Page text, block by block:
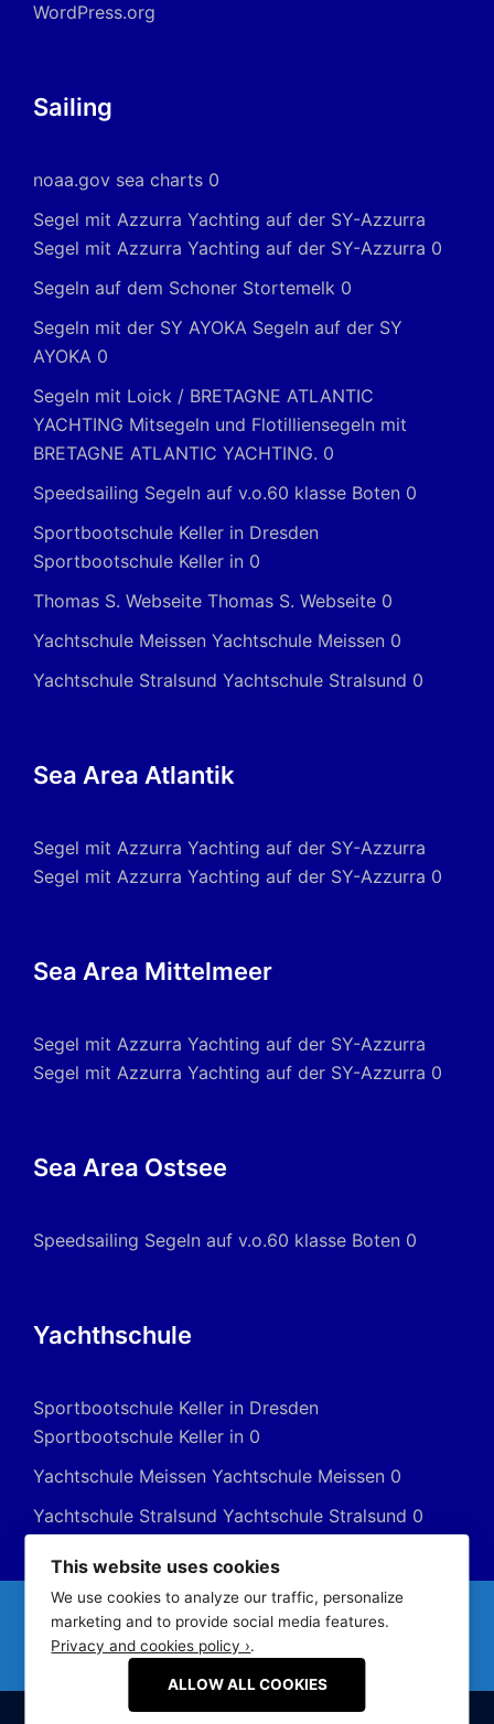
WordPress.org
Sailing
noaa.gov sea charts 0
Segel mit Azzurra Yachting auf der SY-Azzurra
Segel mit Azzurra Yachting auf der SY-Azzurra 0
Segeln auf dem Schoner Stortemelk 0
Segeln mit der SY AYOKA Segeln auf der SY
AYOKA 0
Segeln mit Loick / BRETAGNE ATLANTIC
YACHTING Mitsegeln und Flotilliensegeln mit
BRETAGNE ATLANTIC YACHTING. 0
Speedsailing Segeln auf v.o.60 klasse Boten 0
Sportbootschule Keller in Dresden
Sportbootschule Keller in 0
Thomas S. Webseite Thomas S. Webseite 0
Yachtschule Meissen Yachtschule Meissen 0
Yachtschule Stralsund Yachtschule Stralsund 0
Sea Area Atlantik
Segel mit Azzurra Yachting auf der SY-Azzurra
Segel mit Azzurra Yachting auf der SY-Azzurra 0
Sea Area Mittelmeer
Segel mit Azzurra Yachting auf der SY-Azzurra
Segel mit Azzurra Yachting auf der SY-Azzurra 0
Sea Area Ostsee
Speedsailing Segeln auf v.o.60 klasse Boten 0
Yachthschule
Sportbootschule Keller in Dresden
Sportbootschule Keller in 0
Yachtschule Meissen Yachtschule Meissen 0
Yachtschule Stralsund Yachtschule Stralsund 0
This website uses cookies
We use cookies to analyze our traffic, personalize
marketing and to provide social media features.
Privacy and cookies policy ›.
ALLOW ALL COOKIES